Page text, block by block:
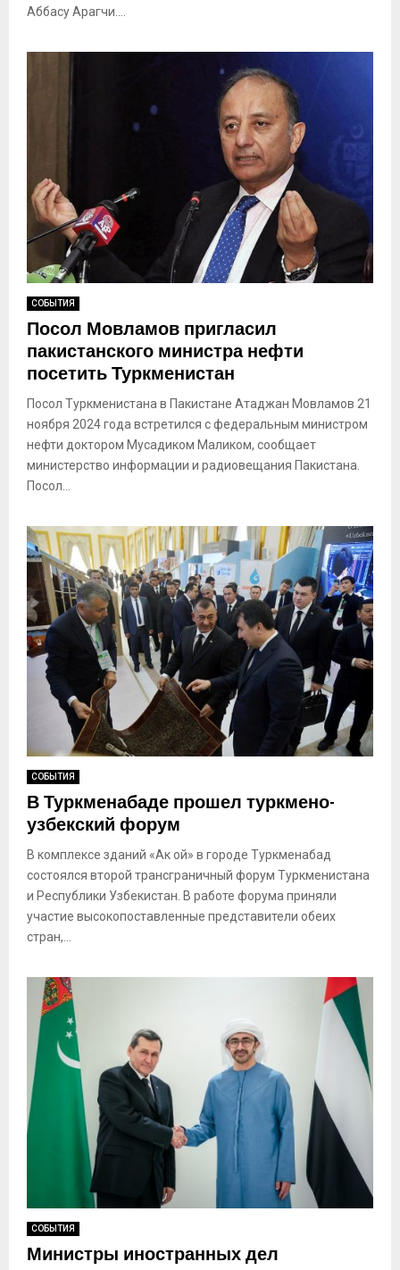
Аббасу Арагчи....
СОБЫТИЯ
Посол Мовламов пригласил
пакистанского министра нефти
посетить Туркменистан
Посол Туркменистана в Пакистане Атаджан Мовламов 21
ноября 2024 года встретился с федеральным министром
нефти доктором Мусадиком Маликом, сообщает
министерство информации и радиовещания Пакистана.
Посол...
СОБЫТИЯ
В Туркменабаде прошел туркмено-
узбекский форум
В комплексе зданий «Ак ой» в городе Туркменабад
состоялся второй трансграничный форум Туркменистана
и Республики Узбекистан. В работе форума приняли
участие высокопоставленные представители обеих
стран,...
СОБЫТИЯ
Министры иностранных дел